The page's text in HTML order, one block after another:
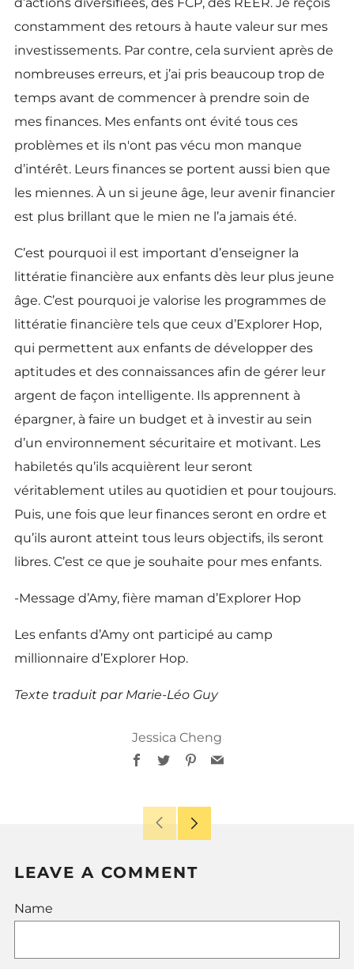
constamment des retours à haute valeur sur mes
investissements. Par contre, cela survient après de
nombreuses erreurs, et j’ai pris beaucoup trop de
temps avant de commencer à prendre soin de
mes finances. Mes enfants ont évité tous ces
problèmes et ils n'ont pas vécu mon manque
d’intérêt. Leurs finances se portent aussi bien que
les miennes. À un si jeune âge, leur avenir financier
est plus brillant que le mien ne l’a jamais été.
C’est pourquoi il est important d’enseigner la
littératie financière aux enfants dès leur plus jeune
âge. C’est pourquoi je valorise les programmes de
littératie financière tels que ceux d’Explorer Hop,
qui permettent aux enfants de développer des
aptitudes et des connaissances afin de gérer leur
argent de façon intelligente. Ils apprennent à
épargner, à faire un budget et à investir au sein
d’un environnement sécuritaire et motivant. Les
habiletés qu’ils acquièrent leur seront
véritablement utiles au quotidien et pour toujours.
Puis, une fois que leur finances seront en ordre et
qu’ils auront atteint tous leurs objectifs, ils seront
libres. C’est ce que je souhaite pour mes enfants.
-Message d’Amy, fière maman d’Explorer Hop
Les enfants d’Amy ont participé au camp
millionnaire d’Explorer Hop.
Texte traduit par Marie-Léo Guy
Jessica Cheng
Facebook
TwitterPinterest
Email
Older
LEAVE A COMMENT
Name